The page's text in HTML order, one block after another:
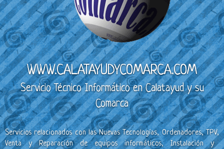
WWW.CALATAYUDYCOMARCA.COM
Servicio TécnicoInformático en Calatayud y su
Comarca
Serviciosrelacionados con las Nuevas Tecnologías, Ordenadores, TPV,
Venta y Reparación de equipos informáticos, Instalación y